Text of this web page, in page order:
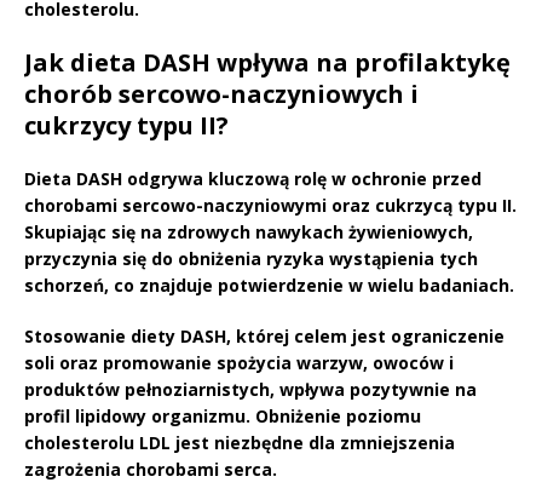
cholesterolu.
Jak dieta DASH wpływa na profilaktykę
chorób sercowo-naczyniowych i
cukrzycy typu II?
Dieta DASH odgrywa kluczową rolę w ochronie przed
chorobami sercowo-naczyniowymi oraz cukrzycą typu II.
Skupiając się na zdrowych nawykach żywieniowych,
przyczynia się do obniżenia ryzyka wystąpienia tych
schorzeń, co znajduje potwierdzenie w wielu badaniach.
Stosowanie diety DASH, której celem jest ograniczenie
soli oraz promowanie spożycia warzyw, owoców i
produktów pełnoziarnistych, wpływa pozytywnie na
profil lipidowy organizmu. Obniżenie poziomu
cholesterolu LDL jest niezbędne dla zmniejszenia
zagrożenia chorobami serca.